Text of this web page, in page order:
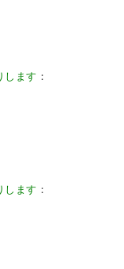
します ：
します ：